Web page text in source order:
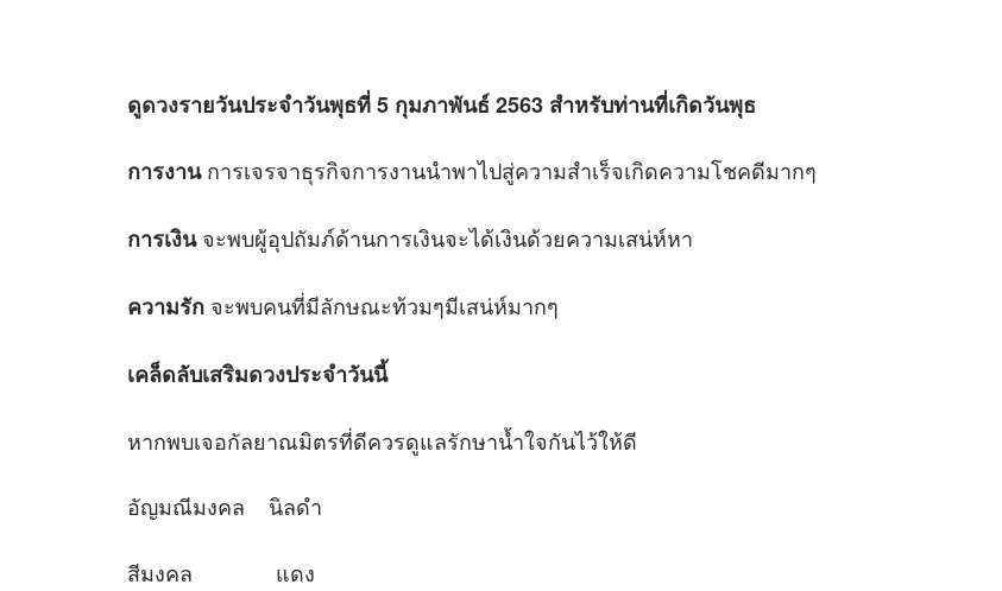
ดูดวงรายวันประจำวันพุธที่ 5 กุมภาพันธ์ 2563 สำหรับท่านที่เกิดวันพุธ
การงานการเจรจาธุรกิจการงานนำพาไปสู่ความสำเร็จเกิดความโชคดีมากๆ
การเงินจะพบผู้อุปถัมภ์ด้านการเงินจะได้เงินด้วยความเสน่ห์หา
ความรัก จะพบคนที่มีลักษณะท้วมๆมีเสน่ห์มากๆ
เคล็ดลับเสริมดวงประจำวันนี้
หากพบเจอกัลยาณมิตรที่ดีควรดูแลรักษาน้ำใจกันไว้ให้ดี
อัญมณีมงคล นิลดำ
สีมงคล แดง